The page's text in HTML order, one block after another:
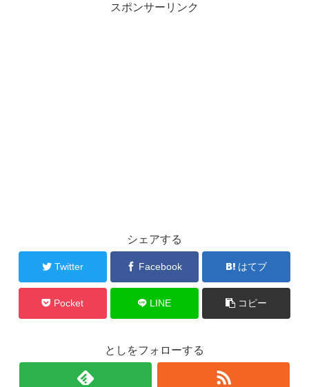
スポンサーリンク
シェアする
Twitter Facebook はてブ
Pocket LINE コピー
としをフォローする